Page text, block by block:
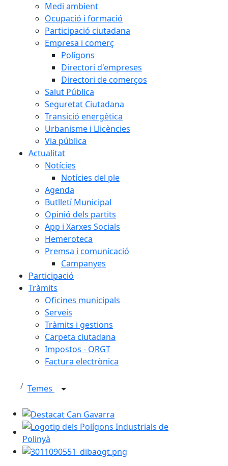
Medi ambient
Ocupació i formació
Participació ciutadana
Empresa i comerç
Polígons
Directori d'empreses
Directori de comerços
Salut Pública
Seguretat Ciutadana
Transició energètica
Urbanisme i Llicències
Via pública
Actualitat
Notícies
Notícies del ple
Agenda
Butlletí Municipal
Opinió dels partits
App i Xarxes Socials
Hemeroteca
Premsa i comunicació
Campanyes
Participació
Tràmits
Oficines municipals
Serveis
Tràmits i gestions
Carpeta ciutadana
Impostos - ORGT
Factura electrònica
Temes
Destacat Can Gavarra
Logotip dels Polígons Industrials de Polinyà
3011090551_dibaogt.png